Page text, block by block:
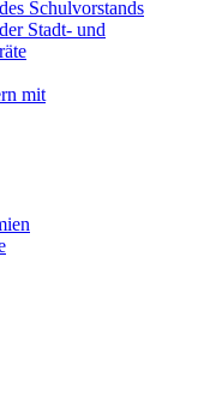
Schulvorstands
Stadt- und
mit